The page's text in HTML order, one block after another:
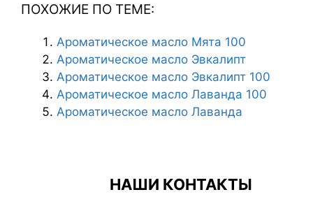
ПОХОЖИЕ ПО ТЕМЕ:
Ароматическое масло Мята 100
Ароматическое масло Эвкалипт
Ароматическое масло Эвкалипт 100
Ароматическое масло Лаванда 100
Ароматическое масло Лаванда
НАШИ КОНТАКТЫ